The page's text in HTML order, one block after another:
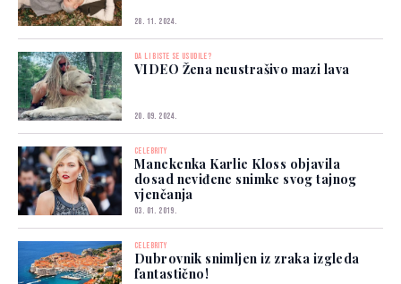
28. 11. 2024.
DA LI BISTE SE USUDILE?
VIDEO Žena neustrašivo mazi lava
20. 09. 2024.
CELEBRITY
Manekenka Karlie Kloss objavila
dosad neviđene snimke svog tajnog
vjenčanja
03. 01. 2019.
CELEBRITY
Dubrovnik snimljen iz zraka izgleda
fantastično!